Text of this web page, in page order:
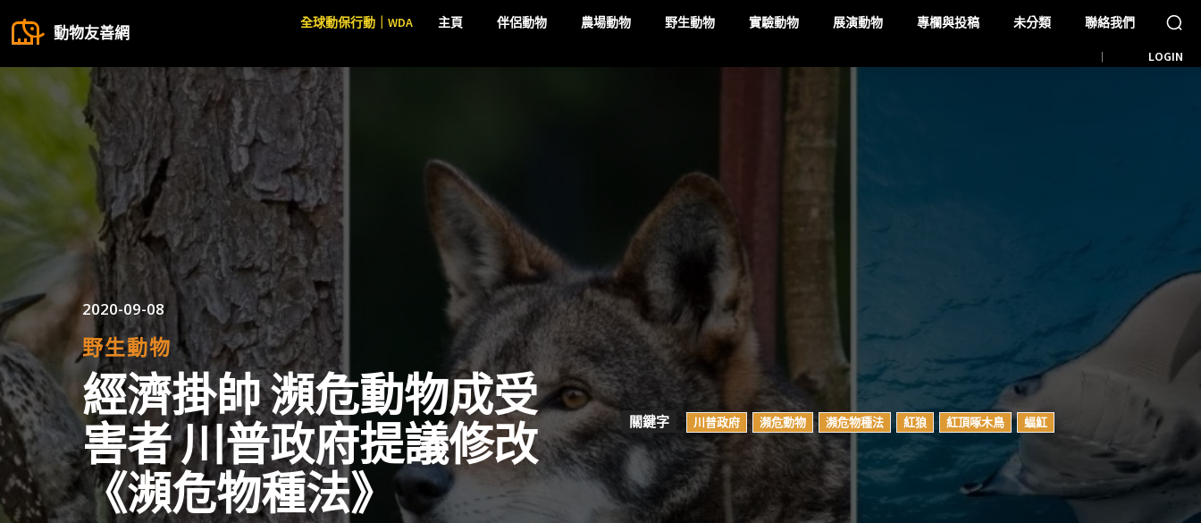
動物友善網
全球動保行動｜WDA 主頁 伴侶動物 農場動物 野生動物 實驗動物 展演動物 專欄與投稿 未分類 聯絡我們
LOGIN
2020-09-08
野生動物
經濟掛帥 瀕危動物成受
害者 川普政府提議修改
《瀕危物種法》
關鍵字 川普政府 瀕危動物 瀕危物種法 紅狼 紅頂啄木鳥 蝠魟